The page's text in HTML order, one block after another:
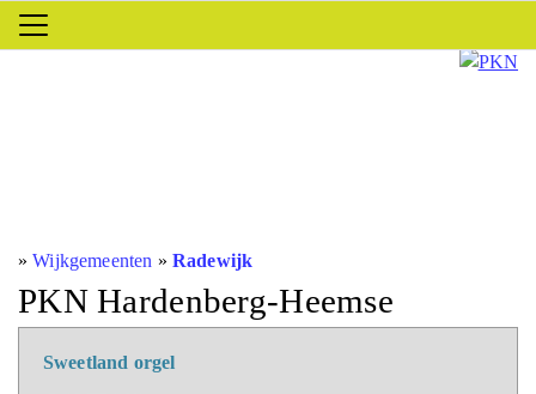
»Wijkgemeenten » Radewijk
PKN Hardenberg-Heemse
Sweetland orgel